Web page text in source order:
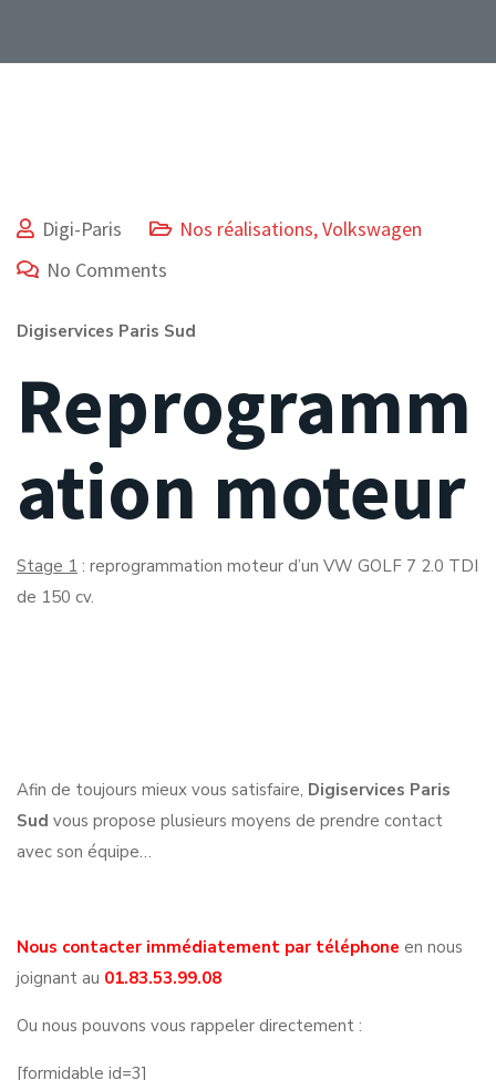
Digi-Paris Nos réalisations,Volkswagen
No Comments
Digiservices Paris Sud
Reprogramm
ation moteur
Stage 1 : reprogrammation moteur d’un VW GOLF 7 2.0 TDI
de 150 cv.
Afin de toujours mieux vous satisfaire, Digiservices Paris
Sud vous propose plusieurs moyens de prendre contact
avec son équipe…
Nous contacter immédiatement par téléphone en nous
joignant au 01.83.53.99.08
Ou nous pouvons vous rappeler directement :
[formidable id=3]